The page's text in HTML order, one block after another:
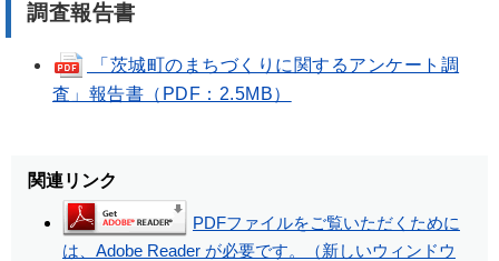
調査報告書
「茨城町のまちづくりに関するアンケート調
査」報告書（PDF：2.5MB）
関連リンク
PDFファイルをご覧いただくために
は、Adobe Reader が必要です。（新しいウィンドウ